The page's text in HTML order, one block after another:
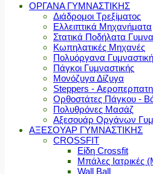
ΟΡΓΑΝΑ ΓΥΜΝΑΣΤΙΚΗΣ
Διάδρομοι Τρεξίματος
Ελλειπτικά Μηχανήματα
Στατικά Ποδήλατα
Κωπηλατικές Μηχανές
Πολυόργανα
Πάγκοι Γυμναστικής
Μονόζυγα Δίζυγα
Steppers -
Ορθοστάτες Πάγκου -
Πολυθρόνες Μασάζ
Αξεσουάρ Οργάνων
ΑΞΕΣΟΥΑΡ ΓΥΜΝΑΣΤΙΚΗΣ
CROSSFIT
Είδη Crossfit
Μπάλες Ιατρικές
Wall Ball